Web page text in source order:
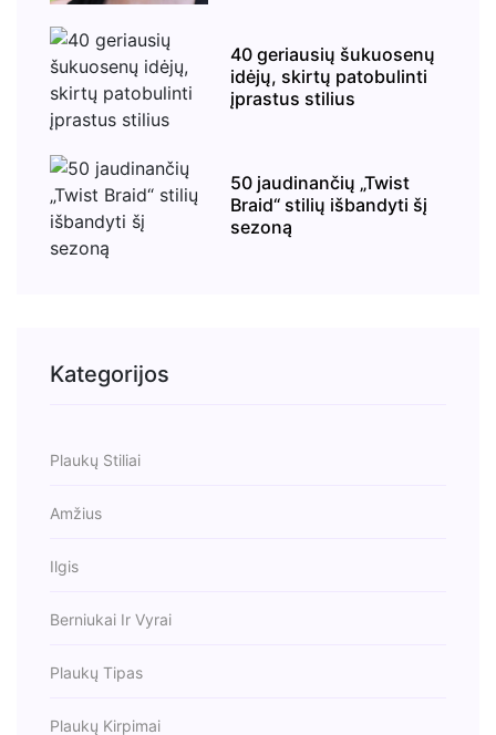
40 geriausių šukuosenų
idėjų, skirtų patobulinti
įprastus stilius
50 jaudinančių „Twist
Braid“ stilių išbandyti šį
sezoną
Kategorijos
Plaukų Stiliai
Amžius
Ilgis
Berniukai Ir Vyrai
Plaukų Tipas
Plaukų Kirpimai